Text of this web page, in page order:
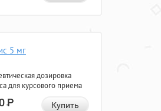
5 мг
дозировка
для курсового приема
Р Купить